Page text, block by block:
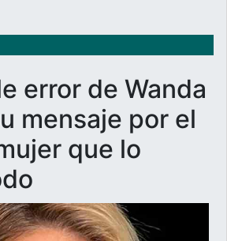
error de Wanda
mensaje por el
que lo